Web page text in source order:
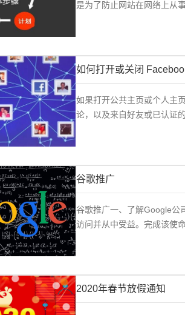
是为了防止网站在网络上从
如何打开或关闭
如果打开公共主页或个人主
论，以及来自好友或已认证
谷歌推广
谷歌推广一、了解Google公
访问并从中受益。完成该使
2020年春节放假通知